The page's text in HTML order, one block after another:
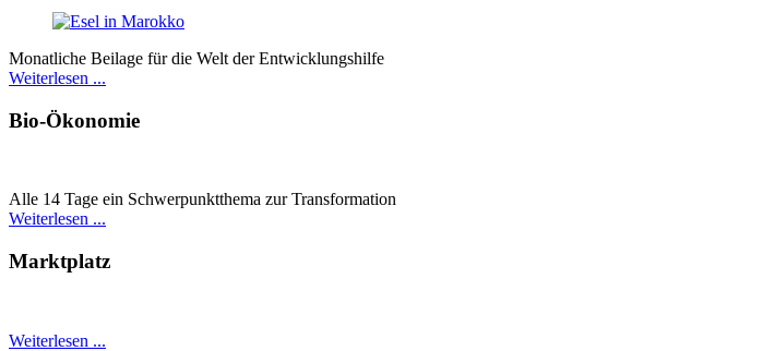
Monatliche Beilage für die Welt der Entwicklungshilfe
Weiterlesen ...
Bio-Ökonomie
Alle 14 Tage ein Schwer­punkt­thema zur Transformation
Weiterlesen ...
Marktplatz
Weiterlesen ...